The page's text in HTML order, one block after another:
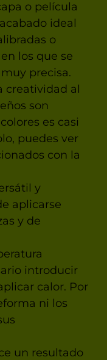
o película
ideal
o
los que se
precisa.
creatividad al
son
es casi
puedes ver
con la
y
aplicarse
y de
introducir
calor. Por
ni los
un resultado